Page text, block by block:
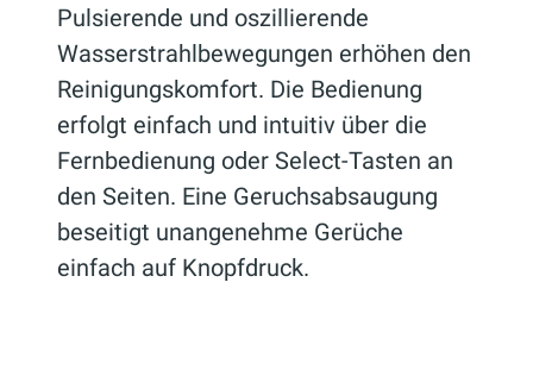
Pulsierende und oszillierende
Wasserstrahlbewegungen erhöhen den
Reinigungskomfort. Die Bedienung
erfolgt einfach und intuitiv über die
Fernbedienung oder Select-Tasten an
den Seiten. Eine Geruchsabsaugung
beseitigt unangenehme Gerüche
einfach auf Knopfdruck.